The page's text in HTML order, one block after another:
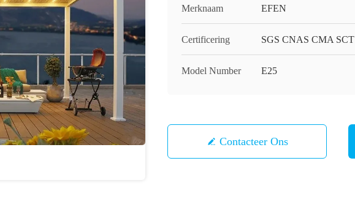
Merknaam EFEN
Certificering SGS CNAS CMA SCT
Model Number E25
Contacteer Ons